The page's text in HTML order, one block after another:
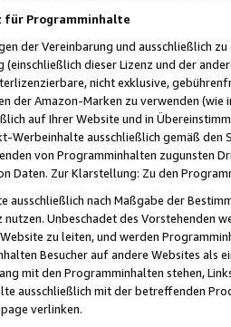
für Programminhalte
der Vereinbarung und ausschließlich
(einschließlich dieser Lizenz und der
nicht exklusive,
der Amazon-Marken zu verwenden
auf Ihrer Website und in
Werbeinhalte ausschließlich gemäß
von Programminhalten zugunsten
Daten. Zur Klarstellung: Zu den
ausschließlich nach Maßgabe der
Unbeschadet des Vorstehenden
zu leiten, und werden
Besucher auf andere Websites als
mit den Programminhalten stehen,
ausschließlich mit der betreffenden
verlinken.